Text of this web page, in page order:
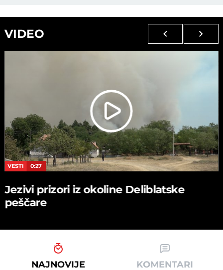
VIDEO
VESTI 0:27
Jezivi prizori iz okoline Deliblatske
peščare
NAJNOVIJE KOMENTARI